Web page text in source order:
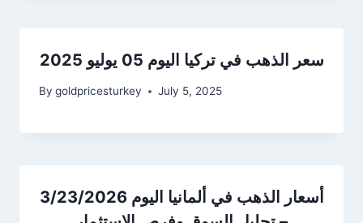
سعر الذهب في تركيا اليوم 05 يوليو 2025
By goldpricesturkey July 5, 2025
أسعار الذهب في ألمانيا اليوم 3/23/2026